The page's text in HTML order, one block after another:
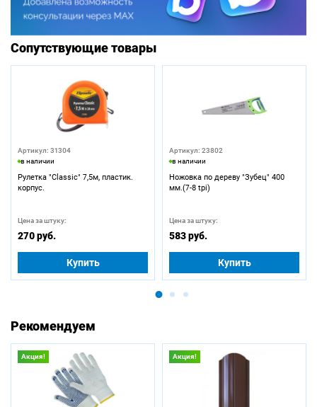
Сопутствующие товары
Артикул: 31304
в наличии
Рулетка "Classic" 7,5м, пластик.
корпус.
Цена за штуку:
270 руб.
Купить
Артикул: 23802
в наличии
Ножовка по дереву "Зубец" 400
мм.(7-8 tpi)
Цена за штуку:
583 руб.
Купить
Рекомендуем
Акция! Акция!